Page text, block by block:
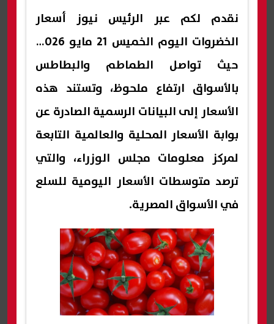
نقدم لكم عبر الرئيس نيوز أسعار
الخضروات اليوم الخميس 21 مايو 2026،
حيث تواصل الطماطم والبطاطس
بالأسواق ارتفاع ملحوظ، وتستند هذه
الأسعار إلى البيانات الرسمية الصادرة عن
بوابة الأسعار المحلية والعالمية التابعة
لمركز معلومات مجلس الوزراء، والتي
ترصد متوسطات الأسعار اليومية للسلع
في الأسواق المصرية.